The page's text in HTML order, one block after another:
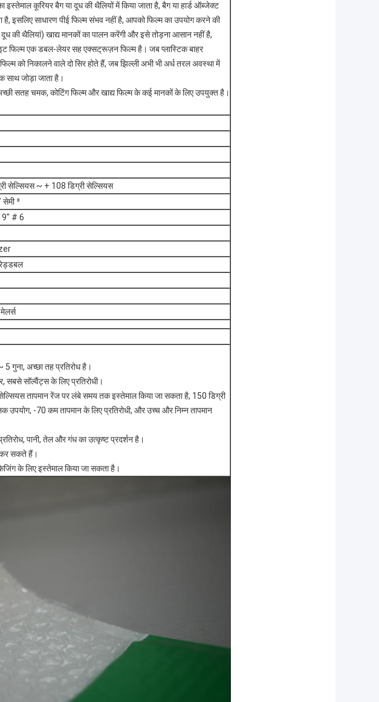
कूरियर बैग या दूध की थैलियों में किया जाता है, बैग या हार्ड ऑब्जेक्ट
है, इसलिए साधारण पीई फिल्म संभव नहीं है, आपको फिल्म का उपयोग करने की
की थैलियां) खाद्य मानकों का पालन करेंगी और इसे तोड़ना आसान नहीं है,
फिल्म एक डबल-लेयर सह एक्सट्रूज़न फिल्म है। जब प्लास्टिक बाहर
को निकालने वाले दो सिर होते हैं, जब झिल्ली अभी भी अर्ध तरल अवस्था में
साथ जोड़ा जाता है।
सतह चमक, कोटिंग फिल्म और खाद्य फिल्म के कई मानकों के लिए उपयुक्त है।
सेल्सियस ~ + 108 डिग्री सेल्सियस
³
# 6
गुना, अच्छा तह प्रतिरोध है।
सबसे सॉल्वैंट्स के लिए प्रतिरोधी।
तापमान रेंज पर लंबे समय तक इस्तेमाल किया जा सकता है, 150 डिग्री
उपयोग, -70 कम तापमान के लिए प्रतिरोधी, और उच्च और निम्न तापमान
पानी, तेल और गंध का उत्कृष्ट प्रदर्शन है।
कर सकते हैं।
के लिए इस्तेमाल किया जा सकता है।